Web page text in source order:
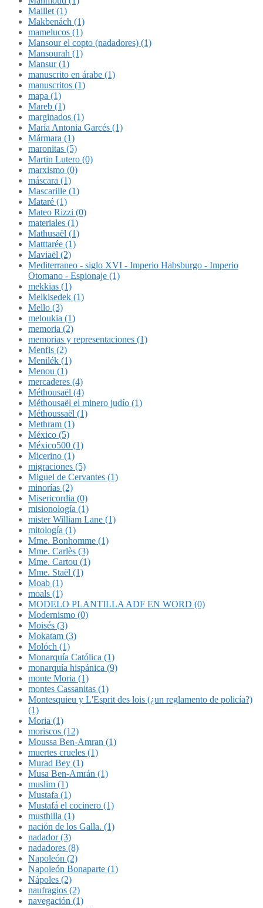
Maillet (1)
Makbenách (1)
mamelucos (1)
Mansour el copto (nadadores) (1)
Mansourah (1)
Mansur (1)
manuscrito en árabe (1)
manuscritos (1)
mapa (1)
Mareb (1)
marginados (1)
María Antonia Garcés (1)
Mármara (1)
maronitas (5)
Martin Lutero (0)
marxismo (0)
máscara (1)
Mascarille (1)
Mataré (1)
Mateo Rizzi (0)
materiales (1)
Mathusaël (1)
Matttarée (1)
Maviaël (2)
Mediterraneo - siglo XVI - Imperio Habsburgo - Imperio
Otomano - Espionaje (1)
mekkias (1)
Melkisedek (1)
Mello (3)
meloukia (1)
memoria (2)
memorias y representaciones (1)
Menfis (2)
Menilék (1)
Menou (1)
mercaderes (4)
Méthousaël (4)
Méthousaël el minero judío (1)
Méthoussaël (1)
Methram (1)
México (5)
México500 (1)
Micerino (1)
migraciones (5)
Miguel de Cervantes (1)
minorías (2)
Misericordia (0)
misionología (1)
mister William Lane (1)
mitología (1)
Mme. Bonhomme (1)
Mme. Carlès (3)
Mme. Cartou (1)
Mme. Staël (1)
Moab (1)
moals (1)
MODELO PLANTILLA ADF EN WORD (0)
Modernismo (0)
Moisés (3)
Mokatam (3)
Molóch (1)
Monarquía Católica (1)
monarquía hispánica (9)
monte Moria (1)
montes Cassanitas (1)
Montesquieu y L'Esprit des lois (¿un reglamento de policía?)
(1)
Moria (1)
moriscos (12)
Moussa Ben-Amran (1)
muertes crueles (1)
Murad Bey (1)
Musa Ben-Amrán (1)
muslim (1)
Mustafa (1)
Mustafá el cocinero (1)
musthilla (1)
nación de los Galla. (1)
nadador (3)
nadadores (8)
Napoleón (2)
Napoleón Bonaparte (1)
Nápoles (2)
naufragios (2)
navegación (1)